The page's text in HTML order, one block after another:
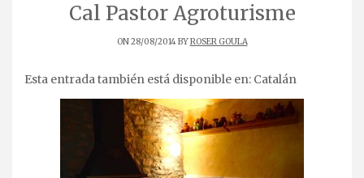
Cal Pastor Agroturisme
ON 28/08/2014 BYROSER GOULA
Esta entrada también está disponible en: Catalán